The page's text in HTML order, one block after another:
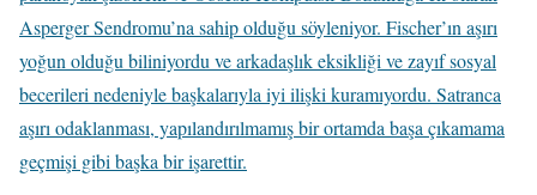
Asperger Sendromu’na sahip olduğu söyleniyor. Fischer’ın aşırı
yoğun olduğu biliniyordu ve arkadaşlık eksikliği ve zayıf sosyal
becerileri nedeniyle başkalarıyla iyi ilişki kuramıyordu. Satranca
aşırı odaklanması, yapılandırılmamış bir ortamda başa çıkamama
geçmişi gibi başka bir işarettir.